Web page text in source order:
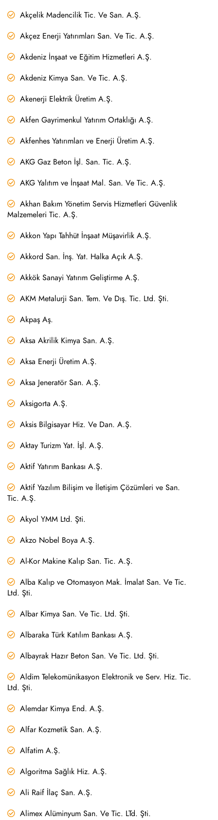
Akçelik Madencilik Tic. Ve San. A.Ş.
Akçez Enerji Yatırımları San. Ve Tic. A.Ş.
Akdeniz İnşaat ve Eğitim Hizmetleri A.Ş.
Akdeniz Kimya San. Ve Tic. A.Ş.
Akenerji Elektrik Üretim A.Ş.
Akfen Gayrimenkul Yatırım Ortaklığı A.Ş.
Akfenhes Yatırımları ve Enerji Üretim A.Ş.
AKG Gaz Beton İşl. San. Tic. A.Ş.
AKG Yalıtım ve İnşaat Mal. San. Ve Tic. A.Ş.
Akhan Bakım Yönetim Servis Hizmetleri Güvenlik
Malzemeleri Tic. A.Ş.
Akkon Yapı Tahhüt İnşaat Müşavirlik A.Ş.
Akkord San. İnş. Yat. Halka Açık A.Ş.
Akkök Sanayi Yatırım Geliştirme A.Ş.
AKM Metalurji San. Tem. Ve Dış. Tic. Ltd. Şti.
Akpaş Aş.
Aksa Akrilik Kimya San. A.Ş.
Aksa Enerji Üretim A.Ş.
Aksa Jeneratör San. A.Ş.
Aksigorta A.Ş.
Aksis Bilgisayar Hiz. Ve Dan. A.Ş.
Aktay Turizm Yat. İşl. A.Ş.
Aktif Yatırım Bankası A.Ş.
Aktif Yazılım Bilişim ve İletişim Çözümleri ve San.
Tic. A.Ş.
Akyol YMM Ltd. Şti.
Akzo Nobel Boya A.Ş.
Al-Kor Makine Kalıp San. Tic. A.Ş.
Alba Kalıp ve Otomasyon Mak. İmalat San. Ve Tic.
Ltd. Şti.
Albar Kimya San. Ve Tic. Ltd. Şti.
Albaraka Türk Katılım Bankası A.Ş.
Albayrak Hazır Beton San. Ve Tic. Ltd. Şti.
Aldim Telekomünikasyon Elektronik ve Serv. Hiz. Tic.
Ltd. Şti.
Alemdar Kimya End. A.Ş.
Alfar Kozmetik San. A.Ş.
Alfatim A.Ş.
Algoritma Sağlık Hiz. A.Ş.
Ali Raif İlaç San. A.Ş.
Alimex Alüminyum San. Ve Tic. LTd. Şti.